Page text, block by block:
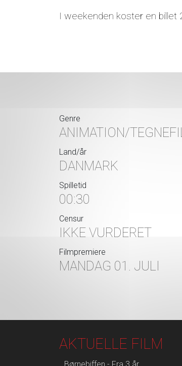
I weekenden koster en billet
Genre
ANIMATION/
Land/år
DANMARK
Spilletid
00:30
Censur
IKKE VURDERET
Filmpremiere
MANDAG 01. JULI
AKTUELLE FILM
Børnebiffen - Fra 3 år